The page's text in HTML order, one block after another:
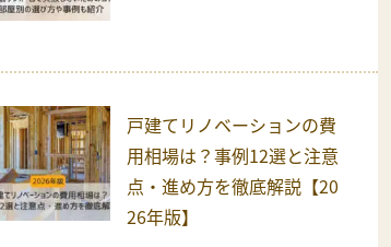
戸建てリノベーションの費
用相場は？事例12選と注意
点・進め方を徹底解説【20
26年版】